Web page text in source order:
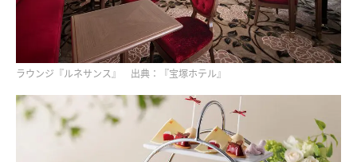
ラウンジ『ルネサンス』 出典：『宝塚ホテル』